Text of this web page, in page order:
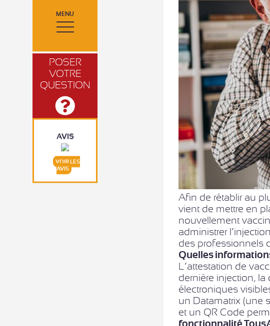
MENU
POSER
VOTRE
QUESTION
AVIS
VOIR LES
AVIS
Afin de rétablir au
vient de mettre en
nouvellement
administrer
des professionnels
Quelles
L’attestation de
dernière injection,
électroniques
un Datamatrix (une
et un QR Code